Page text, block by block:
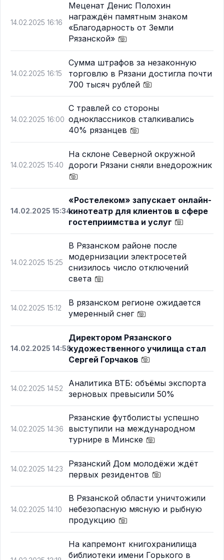
14.02.2025 16:16
Меценат Денис Полохин
награждён памятным знаком
«Благодарность от Земли
Рязанской»
14.02.2025 16:15
Сумма штрафов за незаконную
торговлю в Рязани достигла почти
700 тысяч рублей
14.02.2025 16:00
С травлей со стороны
одноклассников сталкивались
40% рязанцев
14.02.2025 15:40
На склоне Северной окружной
дороги Рязани сняли внедорожник
14.02.2025 15:34
«Ростелеком» запускает онлайн-
кинотеатр для клиентов в сфере
гостеприимства и услуг
14.02.2025 15:25
В Рязанском районе после
модернизации электросетей
снизилось число отключений
света
14.02.2025 15:12
В рязанском регионе ожидается
умеренный снег
14.02.2025 14:58
Директором Рязанского
художественного училища стал
Сергей Горчаков
14.02.2025 14:52
Аналитика ВТБ: объёмы экспорта
зерновых превысили 50%
14.02.2025 14:36
Рязанские футболисты успешно
выступили на международном
турнире в Минске
14.02.2025 14:23
Рязанский Дом молодёжи ждёт
первых резидентов
14.02.2025 14:10
В Рязанской области уничтожили
небезопасную мясную и рыбную
продукцию
На капремонт книгохранилища
библиотеки имени Горького в